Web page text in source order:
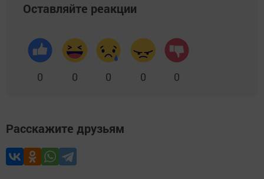
Оставляйте реакции
0 0 0 0 0
Расскажите друзьям